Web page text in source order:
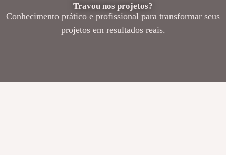
Travou nos projetos?
Conhecimento prático e profissional para transformar seus
projetos em resultados reais.